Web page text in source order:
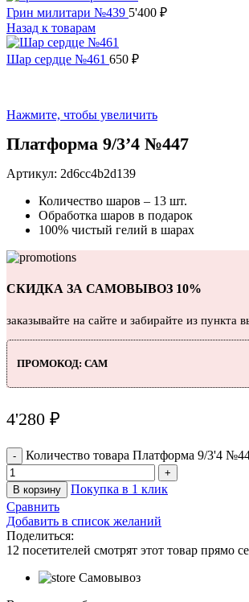
Грин милитари №439 5'400 ₽
Назад к товарам
Шар сердце №461 650 ₽
Нажмите, чтобы увеличить
Платформа 9/3’4 №447
Артикул: 2d6cc4b2d139
Количество шаров – 13 шт.
Обработка шаров в подарок
100% чистый гелий в шарах
СКИДКА ЗА САМОВЫВОЗ 10%
заказывайте на сайте и забирайте из пункта
ПРОМОКОД: САМ
4'280 ₽
Количество товара Платформа 9/3'4
В корзину
Покупка в 1 клик
Сравнить
Добавить в список желаний
Поделиться:
12 посетителей смотрят этот товар прямо
Самовывоз